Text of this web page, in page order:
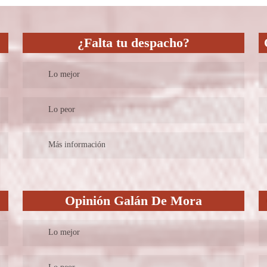
¿Falta tu despacho?
Lo mejor
Lo peor
Más información
Opinión Galán De Mora
Lo mejor